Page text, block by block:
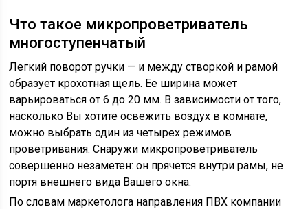
Что такое микропроветриватель
многоступенчатый
Легкий поворот ручки — и между створкой и рамой
образует крохотная щель. Ее ширина может
варьироваться от 6 до 20 мм. В зависимости от того,
насколько Вы хотите освежить воздух в комнате,
можно выбрать один из четырех режимов
проветривания. Снаружи микропроветриватель
совершенно незаметен: он прячется внутри рамы, не
портя внешнего вида Вашего окна.
По словам маркетолога направления ПВХ компании